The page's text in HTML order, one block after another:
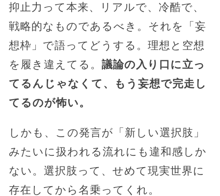
抑止力って本来、リアルで、冷酷で、
戦略的なものであるべき。それを「妄
想枠」で語ってどうする。理想と空想
を履き違えてる。 議論の入り口に立っ
てるんじゃなくて、もう妄想で完走し
てるのが怖い。
しかも、この発言が「新しい選択肢」
みたいに扱われる流れにも違和感しか
ない。選択肢って、せめて現実世界に
存在してから名乗ってくれ。